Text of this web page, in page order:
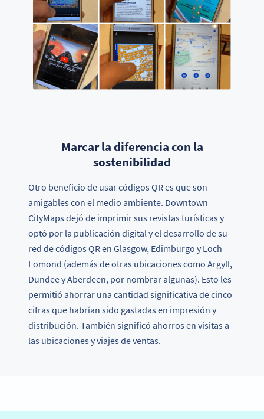
Marcar la diferencia con la
sostenibilidad
Otro beneficio de usar códigos QR es que son
amigables con el medio ambiente. Downtown
CityMaps dejó de imprimir sus revistas turísticas y
optó por la publicación digital y el desarrollo de su
red de códigos QR en Glasgow, Edimburgo y Loch
Lomond (además de otras ubicaciones como Argyll,
Dundee y Aberdeen, por nombrar algunas). Esto les
permitió ahorrar una cantidad significativa de cinco
cifras que habrían sido gastadas en impresión y
distribución. También significó ahorros en visitas a
las ubicaciones y viajes de ventas.